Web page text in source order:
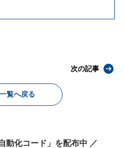
覧へ戻る
次の記事
動化コード」を配布中 ／